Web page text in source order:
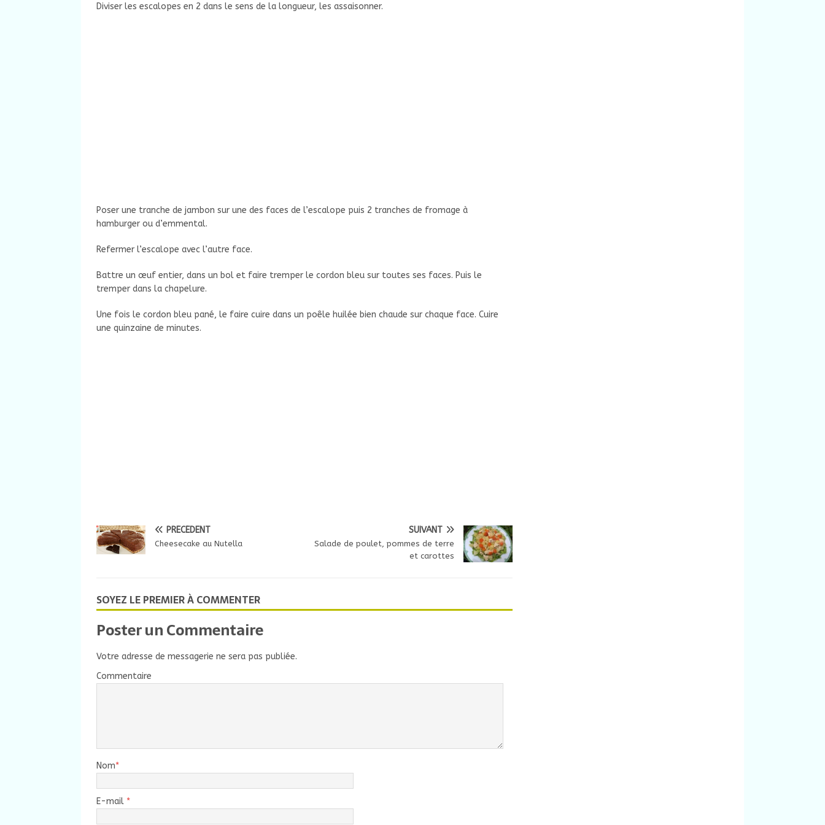
Diviser les escalopes en 2 dans le sens de la longueur, les assaisonner.
Poser une tranche de jambon sur une des faces de l’escalope puis 2 tranches de fromage à
hamburger ou d’emmental.
Refermer l’escalope avec l’autre face.
Battre un œuf entier, dans un bol et faire tremper le cordon bleu sur toutes ses faces. Puis le
tremper dans la chapelure.
Une fois le cordon bleu pané, le faire cuire dans un poêle huilée bien chaude sur chaque face. Cuire
une quinzaine de minutes.
PRÉCÉDENT
Cheesecake au Nutella
SUIVANT
Salade de poulet, pommes de terre
et carottes
SOYEZ LE PREMIER À COMMENTER
Poster un Commentaire
Votre adresse de messagerie ne sera pas publiée.
Commentaire
Nom*
E-mail *